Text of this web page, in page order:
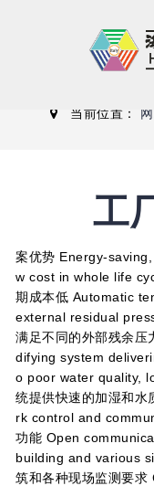
当前位置：
工
案优势 Energy-
w cost in whole life
期成本低 Automatic
external residual
满足不同的外部残余
difying system
o poor water quality,
统提供快速的加湿和
rk control and
功能 Open
building and various
筑和各种现场监测要